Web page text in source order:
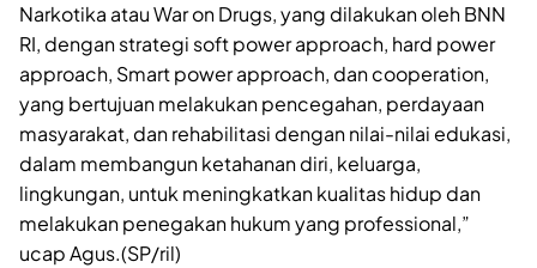
Narkotika atau War on Drugs, yang dilakukan oleh BNN
RI, dengan strategi soft power approach, hard power
approach, Smart power approach, dan cooperation,
yang bertujuan melakukan pencegahan, perdayaan
masyarakat, dan rehabilitasi dengan nilai-nilai edukasi,
dalam membangun ketahanan diri, keluarga,
lingkungan, untuk meningkatkan kualitas hidup dan
melakukan penegakan hukum yang professional,”
ucap Agus.(SP/ril)